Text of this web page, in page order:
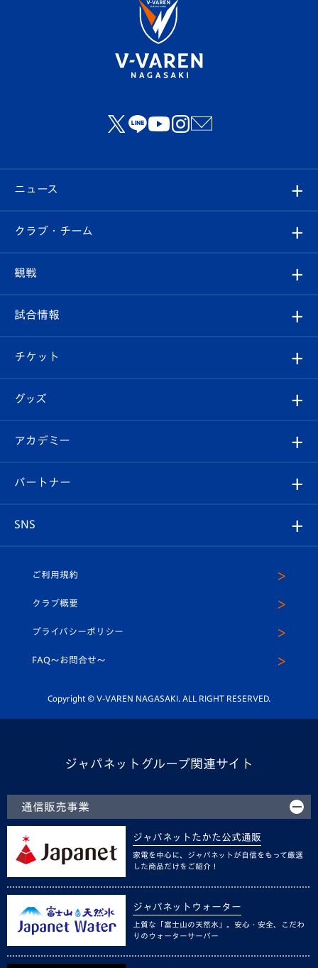
ニュース
すべて
クラブ
試合情報
チケット
イベント
メディア
ホームタウン
クラブ・チーム
クラブ概要
エンブレム紹介
スタッフプロフィール
マスコット紹介
平和祈念活動
ホームタウン活動
観戦
観戦ルール
はじめての観戦ガイド
Revive Team
ヴィヴィくんの長崎おもてなしガイド
試合情報
試合日程/結果
フォトギャラリー
スタジアムグルメ
チケット
チケット
V-LOVERS（ファンクラブ）
プレイヤーズスイート
グッズ
オンラインショップ
店舗情報
アカデミー
育成からのお知らせ
U-18
スクール
パートナー
SNS
ヴィヴィくんインスタグラム
公式LINE＠
ご利用規約
クラブ概要
プライバシーポリシー
FAQ〜お問合せ〜
Copyright © V-VAREN NAGASAKI. ALL RIGHT RESERVED.
ジャパネットグループ関連サイト
通信販売事業
ジャパネットたかた公式通販
家電を中心に、ジャパネットが自信をもって厳選
した商品だけをご紹介！
ジャパネットウォーター
上質な「富士山の天然水」。安心・安全、こだわ
りのウォーターサーバー